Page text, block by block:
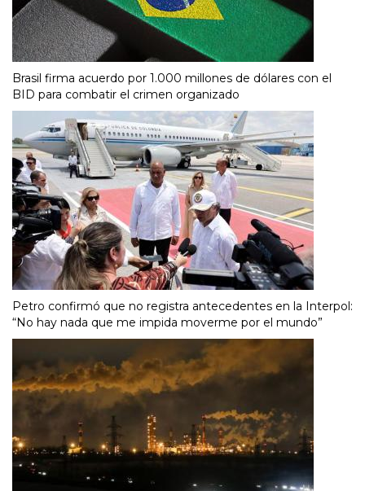
Brasil firma acuerdo por 1.000 millones de dólares con el
BID para combatir el crimen organizado
Petro confirmó que no registra antecedentes en la Interpol:
“No hay nada que me impida moverme por el mundo”